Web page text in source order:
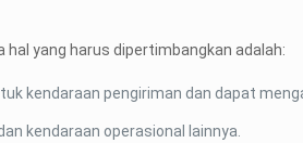
yang harus dipertimbangkan adalah:
kendaraan pengiriman dan dapat
kendaraan operasional lainnya.